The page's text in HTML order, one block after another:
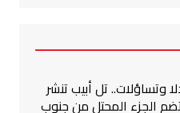
وتساؤلات.. تل أبيب تنشر
الجزء المحتل من جنوب